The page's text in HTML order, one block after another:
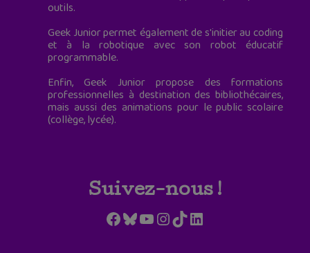
outils.
Geek Junior permet également de s'initier au coding
et à la robotique avec son robot éducatif
programmable.
Enfin, Geek Junior propose des formations
professionnelles à destination des bibliothécaires,
mais aussi des animations pour le public scolaire
(collège, lycée).
Suivez-nous !
Facebook
Bluesky
YouTube
Instagram
TikTokLinkedIn